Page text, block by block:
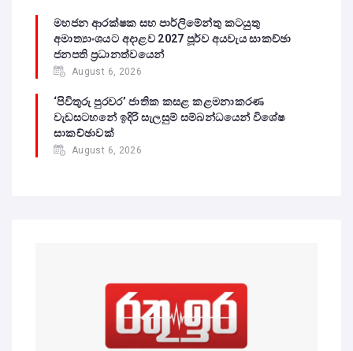
මහජන ආරක්ෂක සහ පාර්ලිමේන්තු කටයුතු
අමාත්‍යාංශයට අදාළව 2027 පූර්ව අයවැය සාකච්ඡා
ජනපති ප්‍රධානත්වයෙන්
August 6, 2026
‘පිවිතුරු පුරවර’ ජාතික කසළ කළමනාකරණ
වැඩසටහනේ ඉදිරි සැලසුම් සම්බන්ධයෙන් විශේෂ
සාකච්ඡාවක්
August 6, 2026